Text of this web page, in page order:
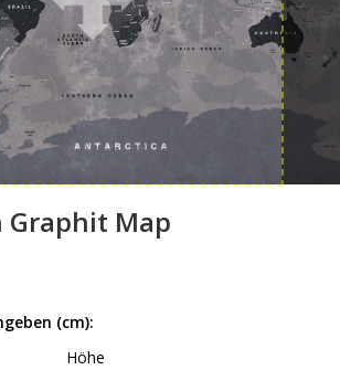
Graphit Map
(cm):
Höhe